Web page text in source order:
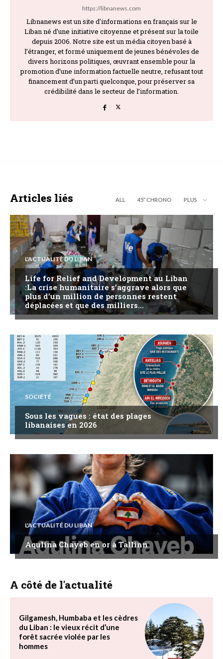
https://libnanews.com
Libnanews est un site d'informations en français sur le
Liban né d'une initiative citoyenne et présent sur la toile
depuis 2006. Notre site est un média citoyen basé à
l’étranger, et formé uniquement de jeunes bénévoles de
divers horizons politiques, œuvrant ensemble pour la
promotion d’une information factuelle neutre, refusant tout
financement d’un parti quelconque, pour préserver sa
crédibilité dans le secteur de l’information.
Articles liés ALL 45’’ CHRONO PLUS
L'ACTUALITÉ DU LIBAN
Life for Relief and Development au Liban
:La crise humanitaire s’aggrave alors que
plus d’un million de personnes restent
déplacées et que des milliers...
SOCIÉTÉ
Sous les vagues : état des plages
libanaises en 2026
L'ACTUALITÉ DU LIBAN
Aqulina Chayeb en or à Tallinn
A côté de l'actualité
Gilgamesh, Humbaba et les cèdres
du Liban : le vieux récit d’une
forêt sacrée violée par les
hommes